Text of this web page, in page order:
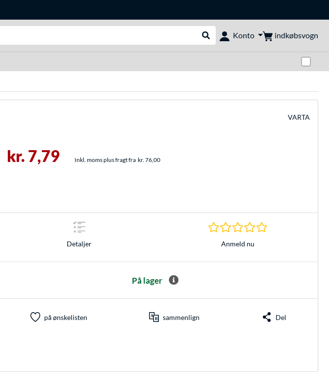
Udfør søgning
Konto indkøbsvogn
VARTA
kr. 7,79 Inkl. moms plus fragt fra kr. 76,00
Detaljer
0.0 Stjerner hos 0
Anmeld nu
På lager
på ønskelisten sammenlign Del